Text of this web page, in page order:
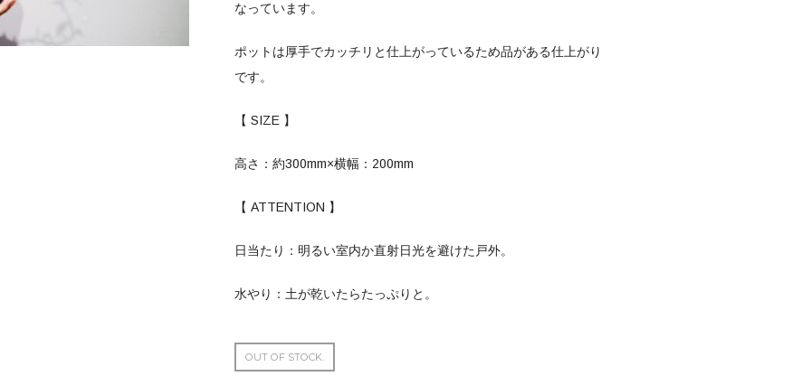
なっています。
ポットは厚手でカッチリと仕上がっているため品がある仕上がり
です。
【 SIZE 】
高さ：約300mm×横幅：200mm
【 ATTENTION 】
日当たり：明るい室内か直射日光を避けた戸外。
水やり：土が乾いたらたっぷりと。
OUT OF STOCK.